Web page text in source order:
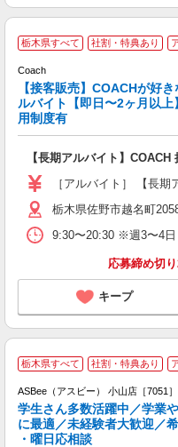
栃木県すべて 社割・特典あり
Coach
【接客販売】COACHが好
ルバイト【即日〜2ヶ月以
用制度有
【長期アルバイト】COACH
［アルバイト］ 【長
栃木県佐野市越名町
9:30〜20:30 ※週3〜4
応募締め切
キープ
栃木県すべて 社割・特典あり
ASBee（アスビー） 小山店［7051］
学生さん多数活躍中／学業
に最適／未経験者大歓迎／
・曜日応相談